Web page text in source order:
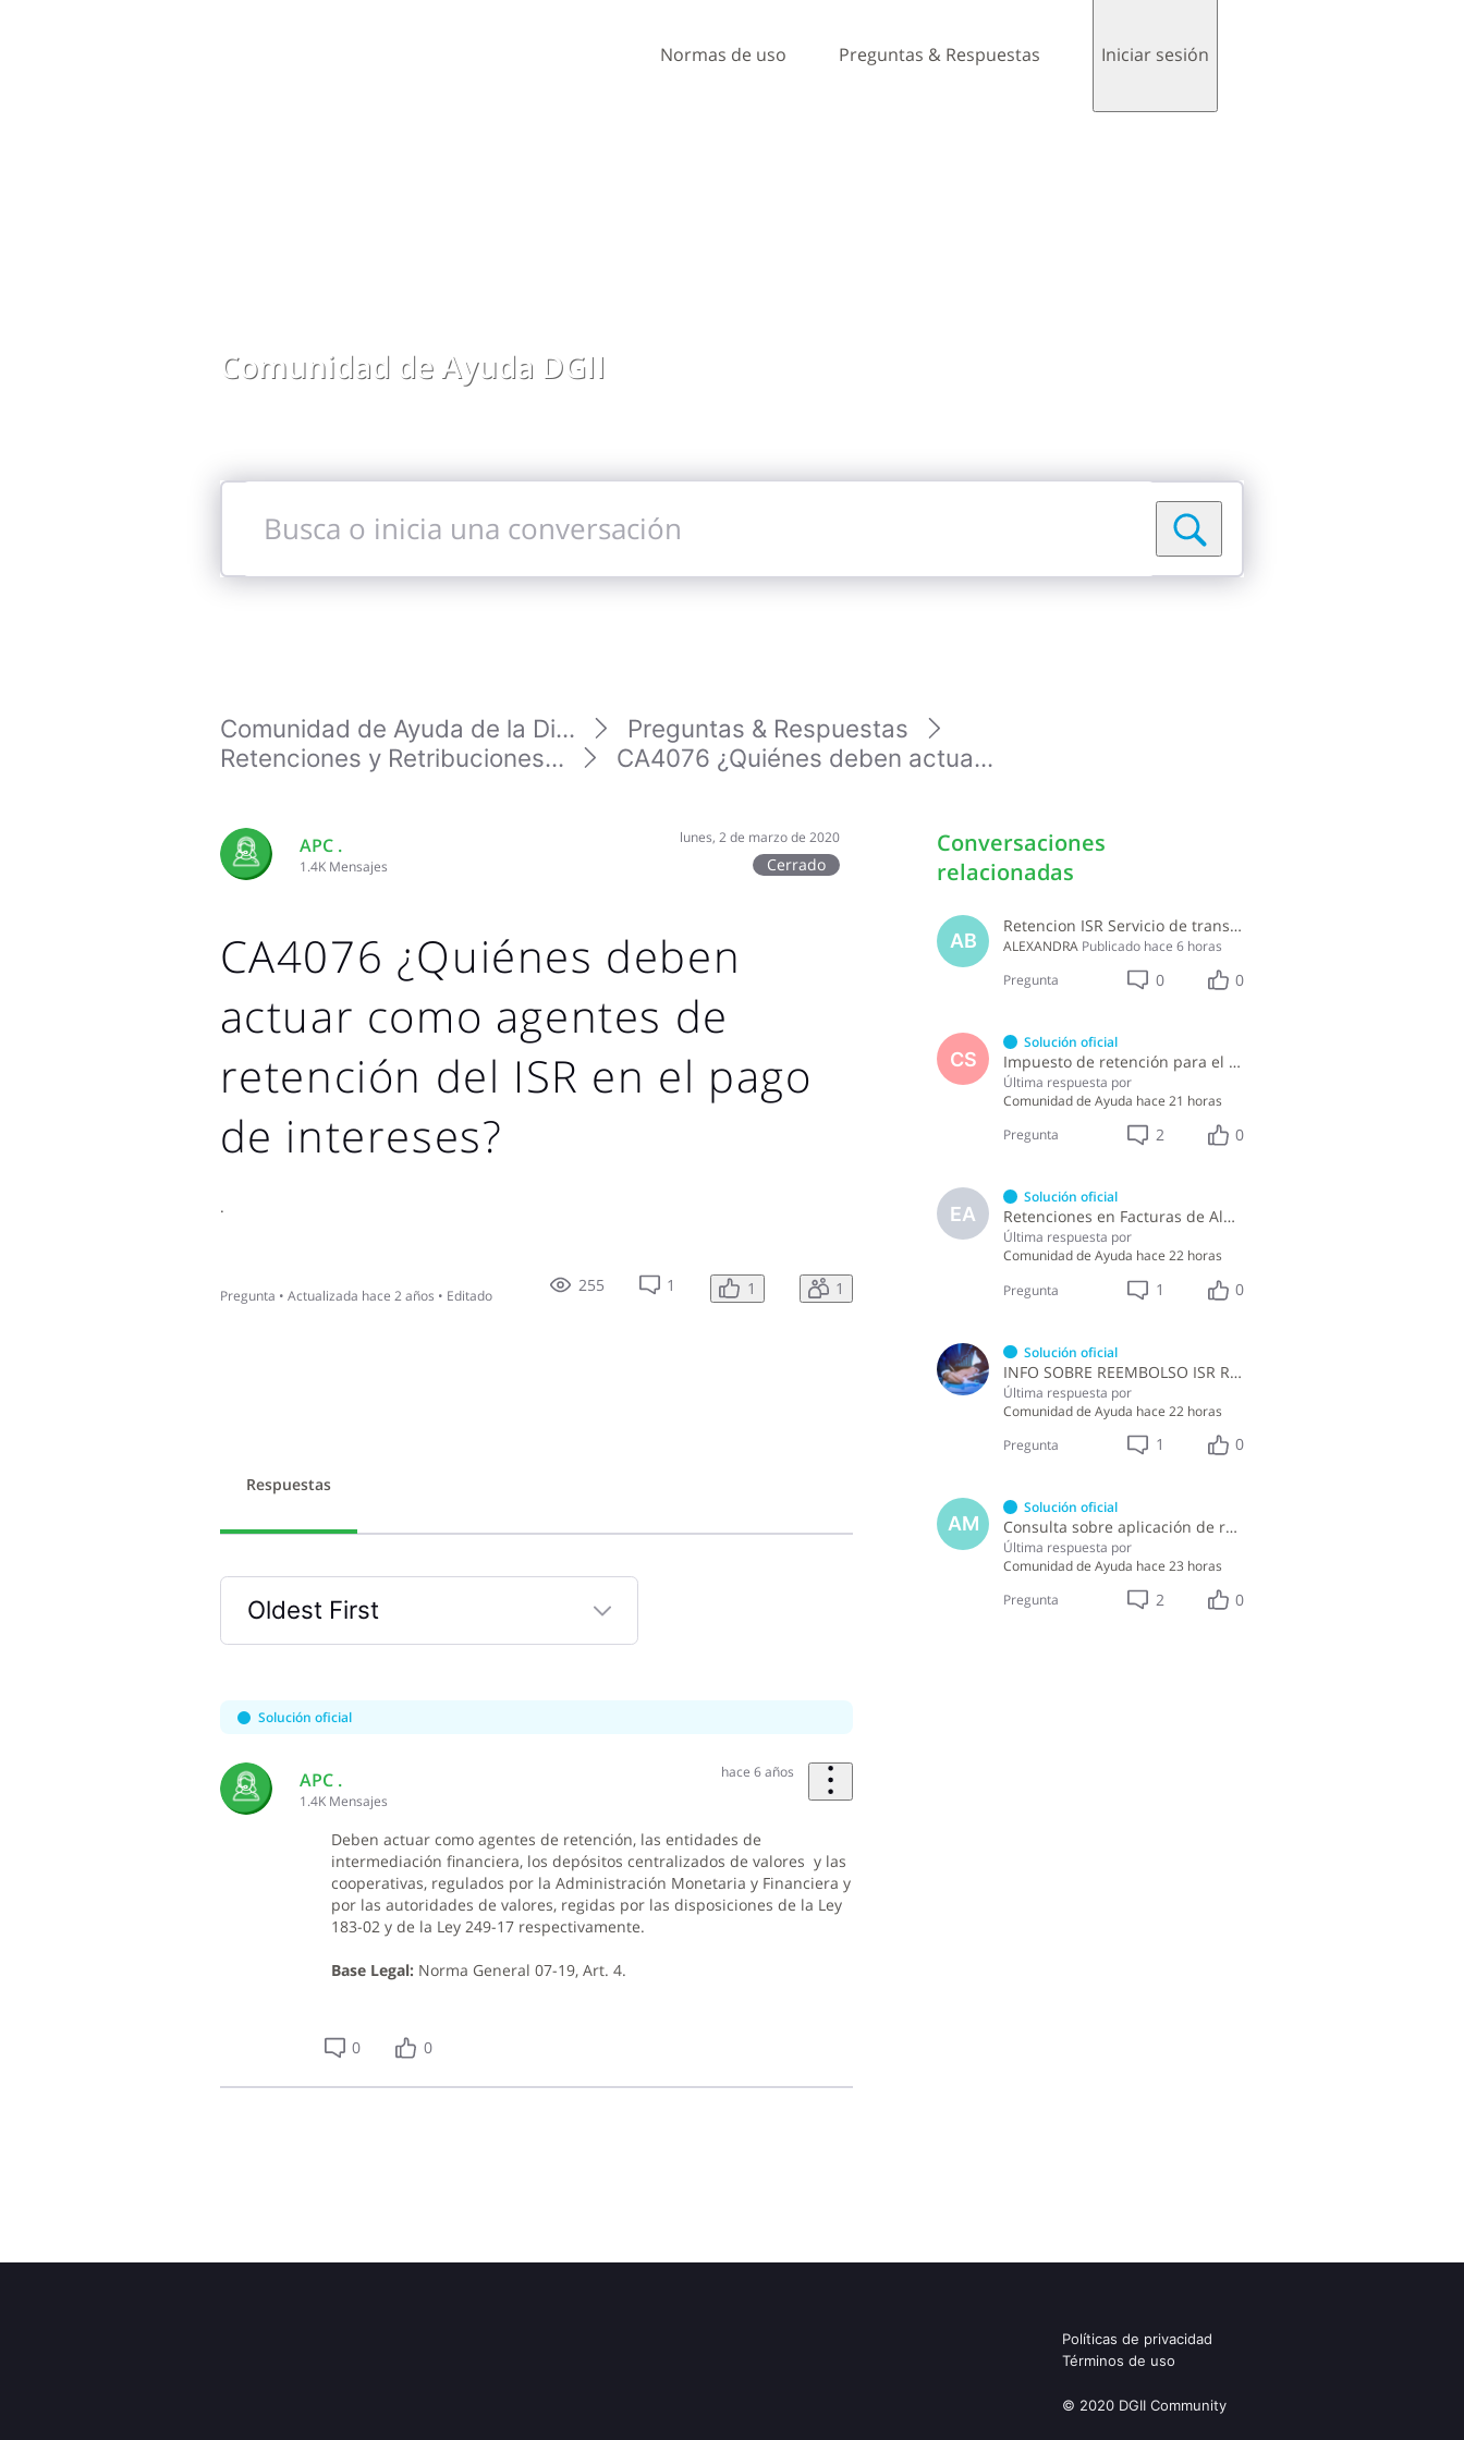
Normas de uso Preguntas & Respuestas Iniciar sesión
Comunidad de Ayuda DGII
Busca
inicia
Comunidad de Ayuda de la Di...
Preguntas & Respuestas
Retenciones y Retribuciones...
CA4076 ¿Quiénes deben actua...
APC .
1.4K Mensajes
lunes, 2 de marzo de 2020
Cerrado
CA4076 ¿Quiénes deben
actuar como agentes de
retención del ISR en el pago
de intereses?
.
Pregunta • Actualizada hace 2 años • Editado
255 1 1 1
Respuestas
Oldest First
Selected
First
Solución oficial
APC .
1.4K Mensajes
hace 6 años
Deben actuar como agentes de retención, las entidades de
intermediación financiera, los depósitos centralizados de valores y las
cooperativas, regulados por la Administración Monetaria y Financiera y
por las autoridades de valores, regidas por las disposiciones de la Ley
183-02 y de la Ley 249-17 respectivamente.
Base Legal:Norma General 07-19, Art. 4.
0 0
Conversaciones
relacionadas
AB
Retencion ISR Servicio de transporte persona fisica
ALEXANDRA Publicado hace 6 horas
Pregunta
0 0
CS
Solución oficial
Impuesto de retención para el pago por licencia de software y soporte de software ?
Última respuesta por
Comunidad de Ayuda hace 21 horas
Pregunta
2 0
EA
Solución oficial
Retenciones en Facturas de Almuerzo
Última respuesta por
Comunidad de Ayuda hace 22 horas
Pregunta
1 0
Solución oficial
INFO SOBRE REEMBOLSO ISR RETENCIONES ASALARIADOS
Última respuesta por
Comunidad de Ayuda hace 22 horas
Pregunta
1 0
AM
Solución oficial
Consulta sobre aplicación de retenciones en la compra de alimentos a persona física
Última respuesta por
Comunidad de Ayuda hace 23 horas
Pregunta
2 0
Políticas de privacidad
Términos de uso
© 2020 DGII Community